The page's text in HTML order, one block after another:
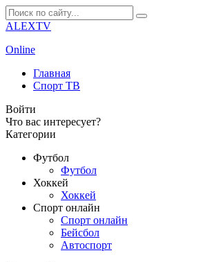
ALEXTV
Online
Главная
Спорт ТВ
Войти
Что вас интересует?
Категории
Футбол
Футбол
Хоккей
Хоккей
Спорт онлайн
Спорт онлайн
Бейсбол
Автоспорт